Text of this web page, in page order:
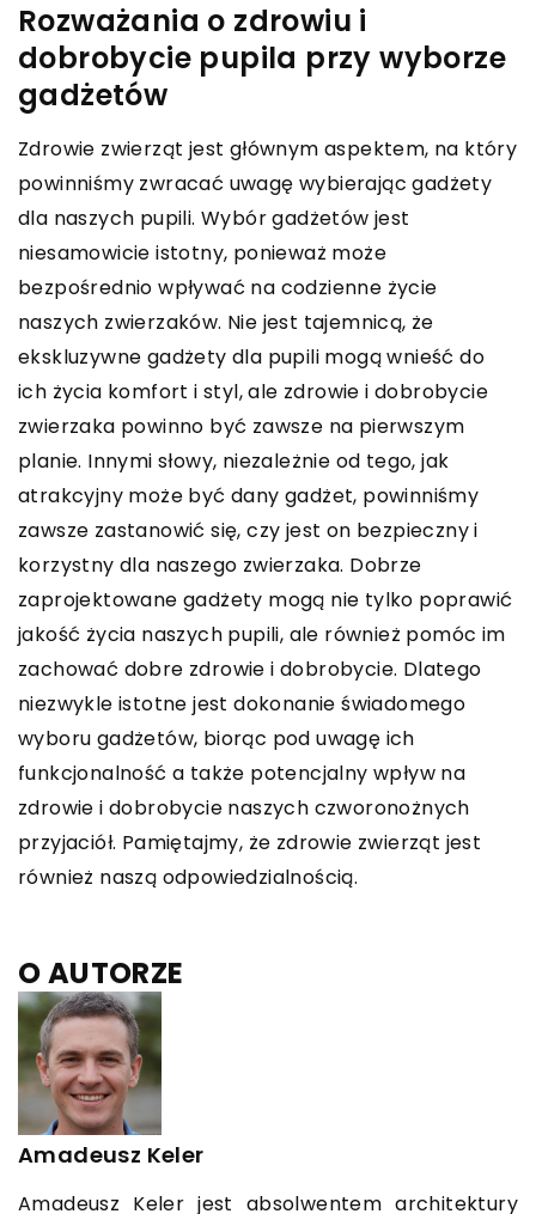
Rozważania o zdrowiu i
dobrobycie pupila przy wyborze
gadżetów
Zdrowie zwierząt jest głównym aspektem, na który
powinniśmy zwracać uwagę wybierając gadżety
dla naszych pupili. Wybór gadżetów jest
niesamowicie istotny, ponieważ może
bezpośrednio wpływać na codzienne życie
naszych zwierzaków. Nie jest tajemnicą, że
ekskluzywne gadżety dla pupili mogą wnieść do
ich życia komfort i styl, ale zdrowie i dobrobycie
zwierzaka powinno być zawsze na pierwszym
planie. Innymi słowy, niezależnie od tego, jak
atrakcyjny może być dany gadżet, powinniśmy
zawsze zastanowić się, czy jest on bezpieczny i
korzystny dla naszego zwierzaka. Dobrze
zaprojektowane gadżety mogą nie tylko poprawić
jakość życia naszych pupili, ale również pomóc im
zachować dobre zdrowie i dobrobycie. Dlatego
niezwykle istotne jest dokonanie świadomego
wyboru gadżetów, biorąc pod uwagę ich
funkcjonalność a także potencjalny wpływ na
zdrowie i dobrobycie naszych czworonożnych
przyjaciół. Pamiętajmy, że zdrowie zwierząt jest
również naszą odpowiedzialnością.
O AUTORZE
Amadeusz Keler
Amadeusz Keler jest absolwentem architektury